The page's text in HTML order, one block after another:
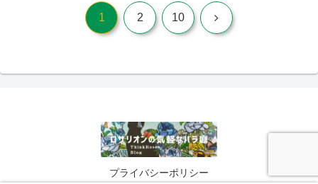
1 2 10 次
プライバシーポリシー